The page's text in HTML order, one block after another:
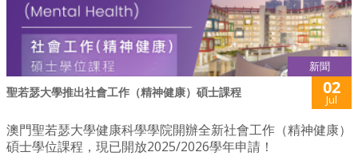
新聞
聖若瑟大學推出社會工作（精神健康）碩士課程 02
Jul
澳門聖若瑟大學健康科學學院開辦全新社會工作（精神健康）
碩士學位課程，現已開放2025/2026學年申請！